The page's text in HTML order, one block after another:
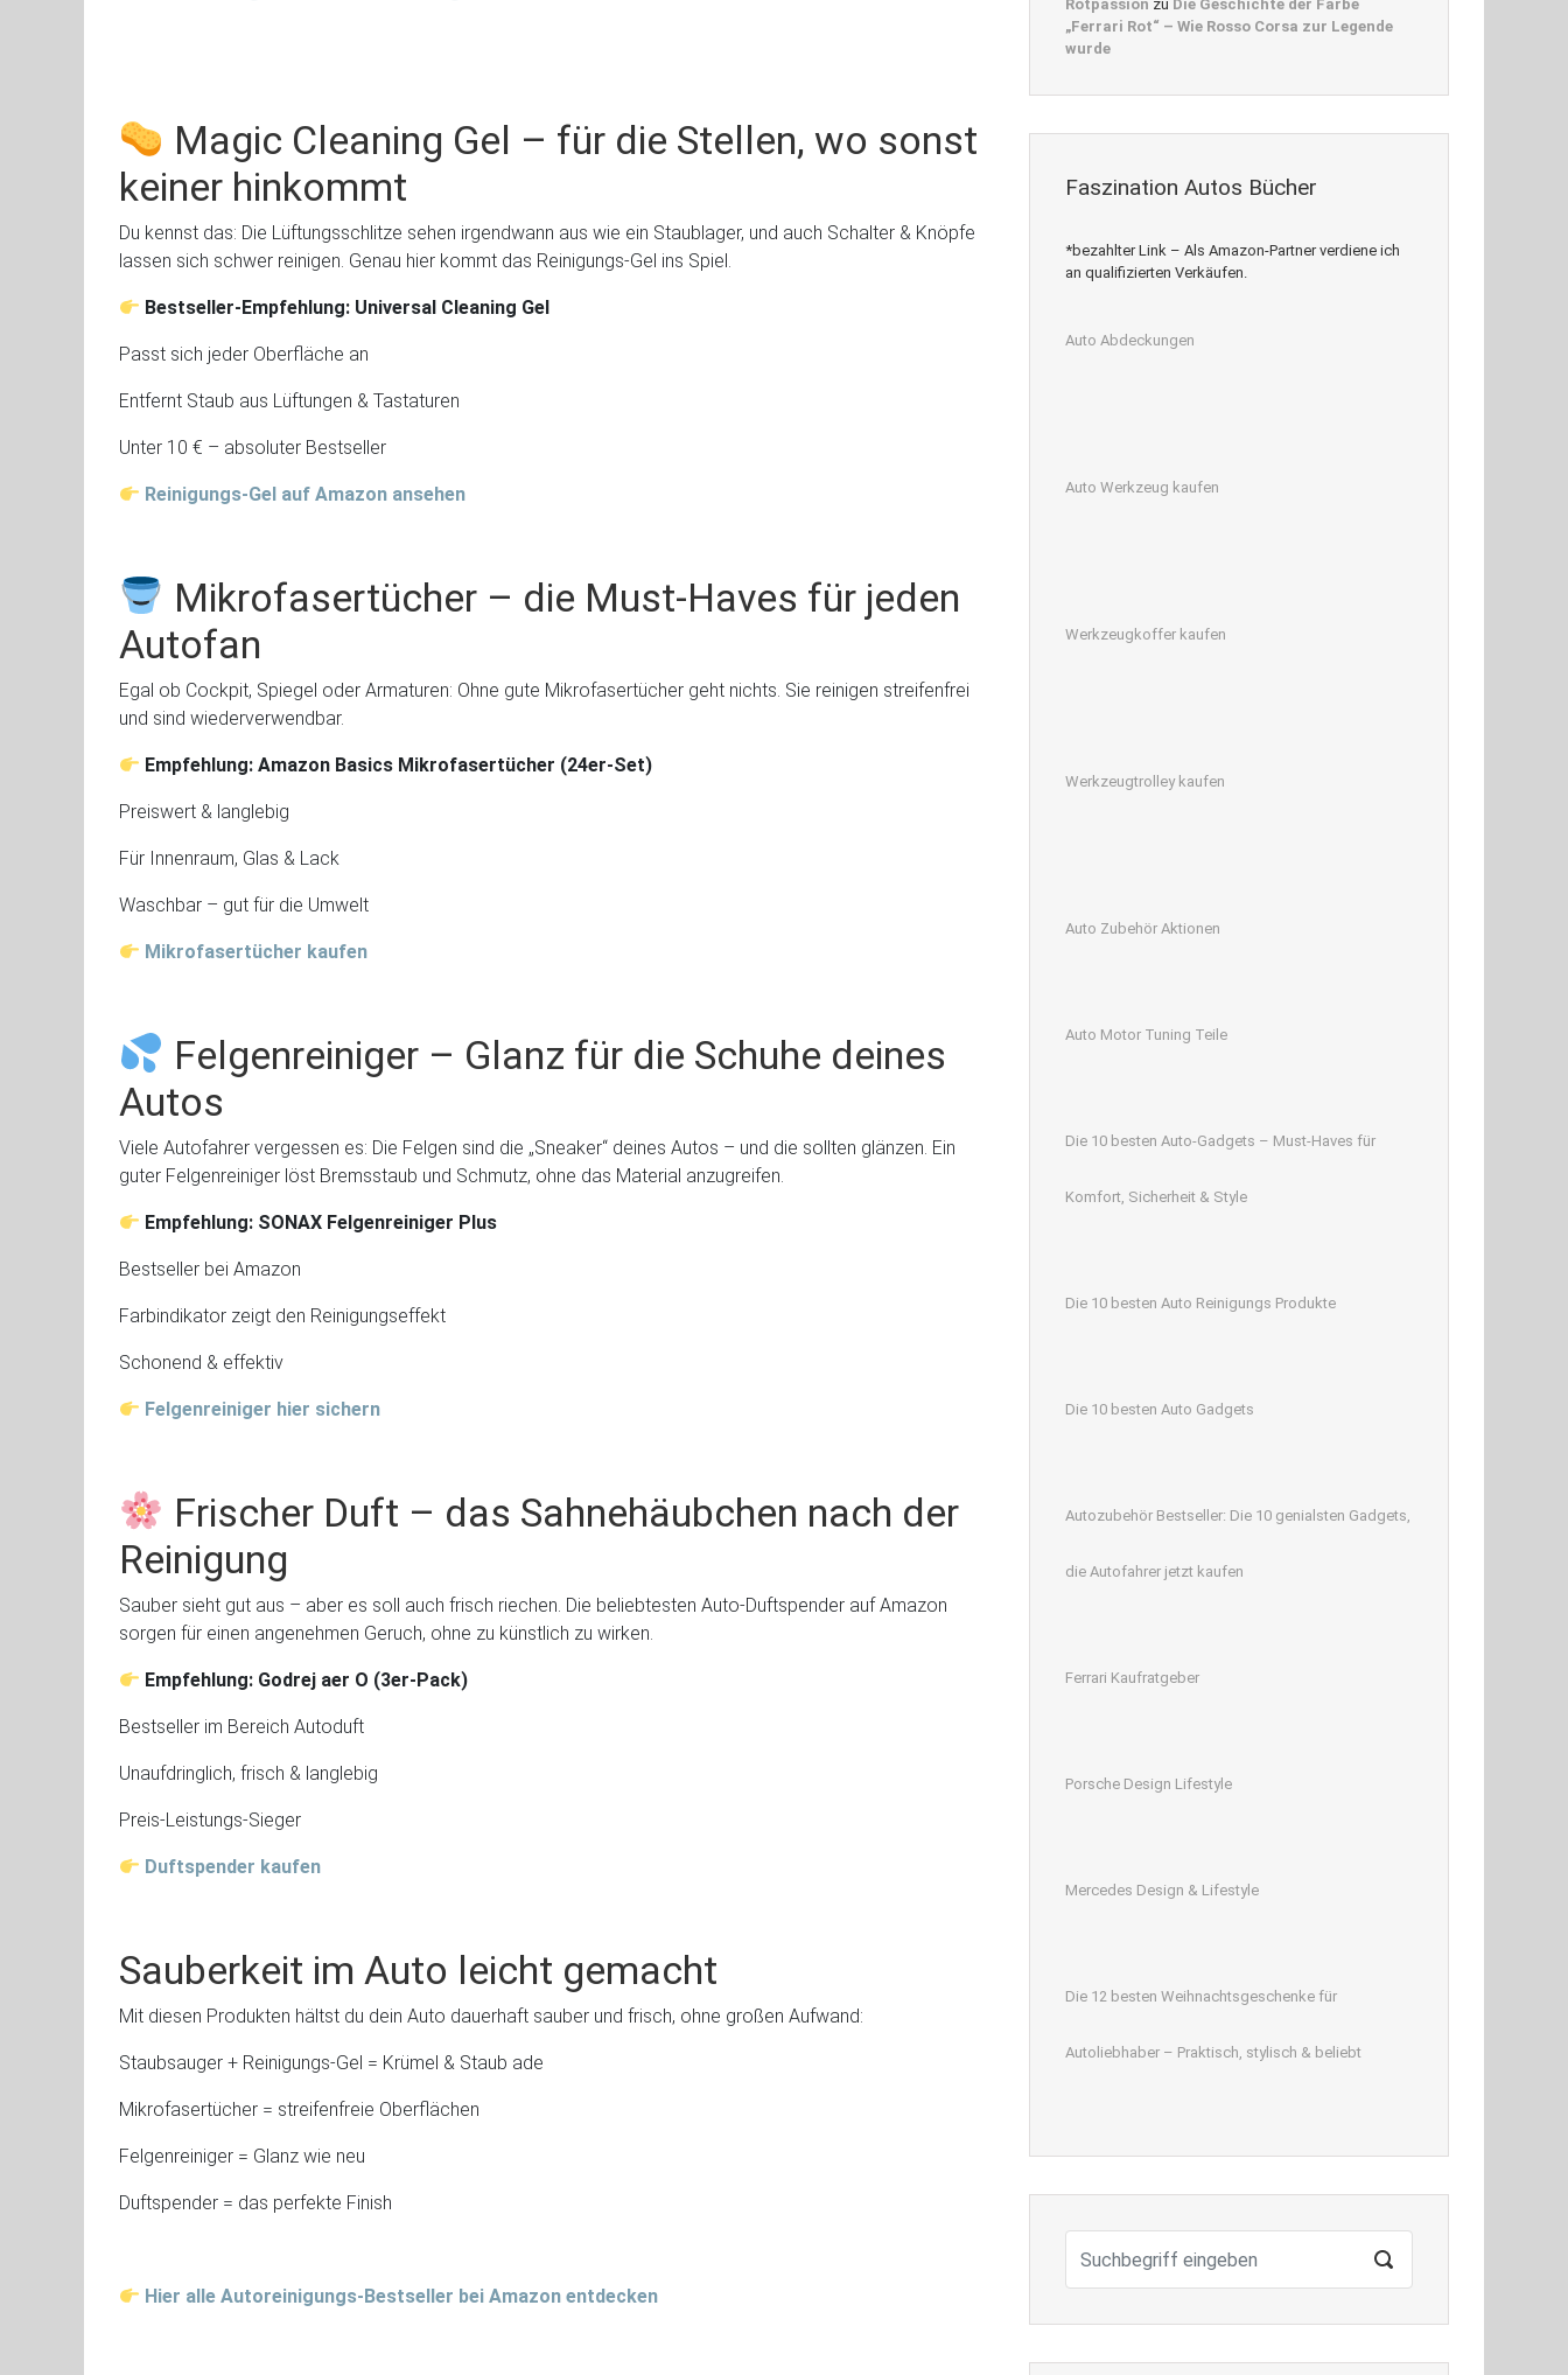
Magic Cleaning Gel – für die Stellen, wo sonst
keiner hinkommt
Du kennst das: Die Lüftungsschlitze sehen irgendwann aus wie ein Staublager, und auch Schalter & Knöpfe
lassen sich schwer reinigen. Genau hier kommt das Reinigungs-Gel ins Spiel.
Bestseller-Empfehlung: Universal Cleaning Gel
Passt sich jeder Oberfläche an
Entfernt Staub aus Lüftungen & Tastaturen
Unter 10 € – absoluter Bestseller
Reinigungs-Gel auf Amazon ansehen
Mikrofasertücher – die Must-Haves für jeden
Autofan
Egal ob Cockpit, Spiegel oder Armaturen: Ohne gute Mikrofasertücher geht nichts. Sie reinigen streifenfrei
und sind wiederverwendbar.
Empfehlung: Amazon Basics Mikrofasertücher (24er-Set)
Preiswert & langlebig
Für Innenraum, Glas & Lack
Waschbar – gut für die Umwelt
Mikrofasertücher kaufen
Felgenreiniger – Glanz für die Schuhe deines
Autos
Viele Autofahrer vergessen es: Die Felgen sind die „Sneaker“ deines Autos – und die sollten glänzen. Ein
guter Felgenreiniger löst Bremsstaub und Schmutz, ohne das Material anzugreifen.
Empfehlung: SONAX Felgenreiniger Plus
Bestseller bei Amazon
Farbindikator zeigt den Reinigungseffekt
Schonend & effektiv
Felgenreiniger hier sichern
Frischer Duft – das Sahnehäubchen nach der
Reinigung
Sauber sieht gut aus – aber es soll auch frisch riechen. Die beliebtesten Auto-Duftspender auf Amazon
sorgen für einen angenehmen Geruch, ohne zu künstlich zu wirken.
Empfehlung: Godrej aer O (3er-Pack)
Bestseller im Bereich Autoduft
Unaufdringlich, frisch & langlebig
Preis-Leistungs-Sieger
Duftspender kaufen
Sauberkeit im Auto leicht gemacht
Mit diesen Produkten hältst du dein Auto dauerhaft sauber und frisch, ohne großen Aufwand:
Staubsauger + Reinigungs-Gel = Krümel & Staub ade
Mikrofasertücher = streifenfreie Oberflächen
Felgenreiniger = Glanz wie neu
Duftspender = das perfekte Finish
Hier alle Autoreinigungs-Bestseller bei Amazon entdecken
Rotpassion zu Die Geschichte der Farbe
„Ferrari Rot“ – Wie Rosso Corsa zur Legende
wurde
Faszination Autos Bücher
*bezahlter Link – Als Amazon-Partner verdiene ich
an qualifizierten Verkäufen.
Auto Abdeckungen
Auto Werkzeug kaufen
Werkzeugkoffer kaufen
Werkzeugtrolley kaufen
Auto Zubehör Aktionen
Auto Motor Tuning Teile
Die 10 besten Auto-Gadgets – Must-Haves für
Komfort, Sicherheit & Style
Die 10 besten Auto Reinigungs Produkte
Die 10 besten Auto Gadgets
Autozubehör Bestseller: Die 10 genialsten Gadgets,
die Autofahrer jetzt kaufen
Ferrari Kaufratgeber
Porsche Design Lifestyle
Mercedes Design & Lifestyle
Die 12 besten Weihnachtsgeschenke für
Autoliebhaber – Praktisch, stylisch & beliebt